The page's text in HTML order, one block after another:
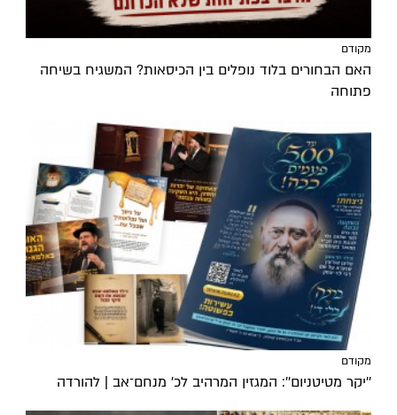
מקודם
האם הבחורים בלוד נופלים בין הכיסאות? המשגיח בשיחה
פתוחה
מקודם
''יקר מטיטניום'': המגזין המרהיב לכ’ מנחם־אב | להורדה